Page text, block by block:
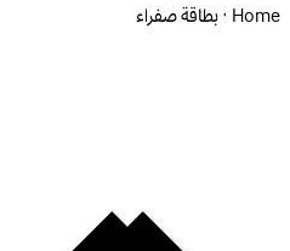
Home · بطاقة صفراء